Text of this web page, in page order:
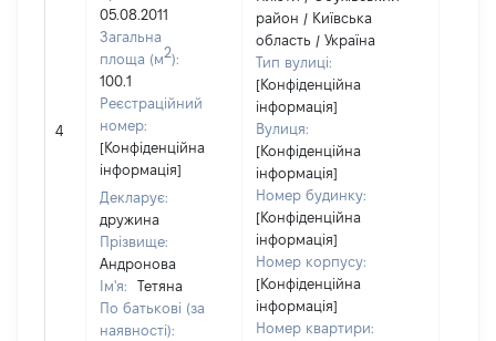
4
05.08.2011
Загальна
площа (м2):
100.1
Реєстраційний
номер:
[Конфіденційна
інформація]
Декларує:
дружина
Прізвище:
Андронова
Ім'я:
Тетяна
По батькові (за
наявності):
район / Київська
область / Україна
Тип вулиці:
[Конфіденційна
інформація]
Вулиця:
[Конфіденційна
інформація]
Номер будинку:
[Конфіденційна
інформація]
Номер корпусу:
[Конфіденційна
інформація]
Номер квартири: